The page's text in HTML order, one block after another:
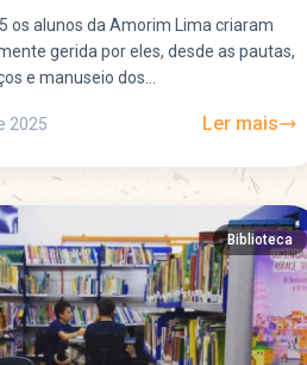
os alunos da Amorim Lima criaram
gerida por eles, desde as pautas,
e manuseio dos...
2025 Ler mais
Biblioteca